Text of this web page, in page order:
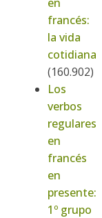
francés:
la vida
cotidiana
(160.902)
Los
verbos
regulares
en
francés
en
presente:
1º grupo